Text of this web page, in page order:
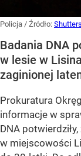
Policja / Źródło:
Badania DNA
w lesie w
zaginionej
Prokuratura
informacje w
DNA
w miejscowości